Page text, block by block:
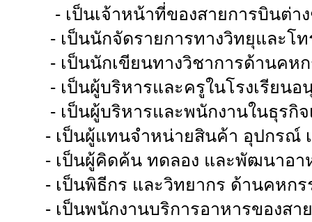
- เป็นเจ้าหน้าที่ของสายการบินต่า
- เป็นนักจัดรายการทางวิทยุและโ
- เป็นนักเขียนทางวิชาการด้านคห
- เป็นผู้บริหารและครูในโรงเรียนอ
- เป็นผู้บริหารและพนักงานในธุรกิ
- เป็นผู้แทนจำหน่ายสินค้า อุปกรณ์
- เป็นผู้คิดค้น ทดลอง และพัฒนาอ
- เป็นพิธีกร และวิทยากร ด้านคหก
- เป็นพนักงานบริการอาหารของสา